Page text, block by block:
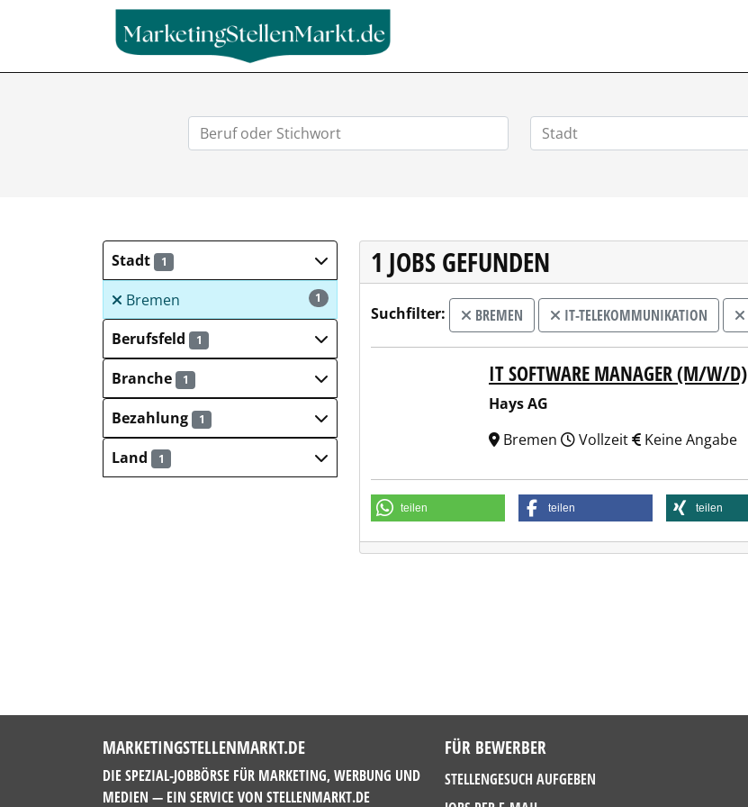
Stadt 1
1
Bremen
Berufsfeld
1
Branche 1
Bezahlung 1
Land 1
1 JOBS GEFUNDEN
Suchfilter: BREMEN IT-TELEKOMMUNIKATION
IT SOFTWARE MANAGER (M/W/D)
Hays AG
Bremen
Vollzeit Keine Angabe
teilen teilen teilen
MARKETINGSTELLENMARKT.DE
DIE SPEZIAL-JOBBÖRSE FÜR MARKETING, WERBUNG UND
MEDIEN — EIN SERVICE VON STELLENMARKT.DE
FÜR BEWERBER
STELLENGESUCH AUFGEBEN